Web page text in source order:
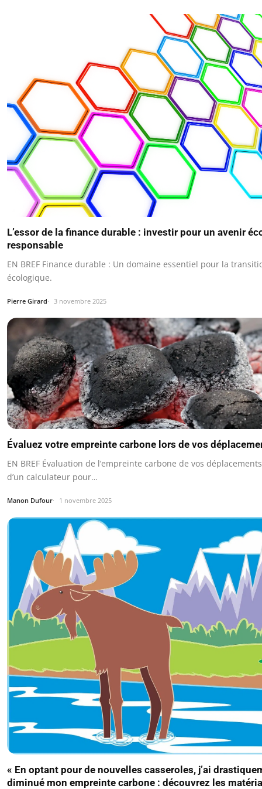
L’essor de la finance durable : investir pour un avenir
responsable
EN BREF Finance durable : Un domaine essentiel pour la
écologique.
Pierre Girard 3 novembre 2025
Évaluez votre empreinte carbone lors de vos
EN BREF Évaluation de l’empreinte carbone de vos
d’un calculateur pour…
Manon Dufour 1 novembre 2025
« En optant pour de nouvelles casseroles, j’ai
diminué mon empreinte carbone : découvrez les